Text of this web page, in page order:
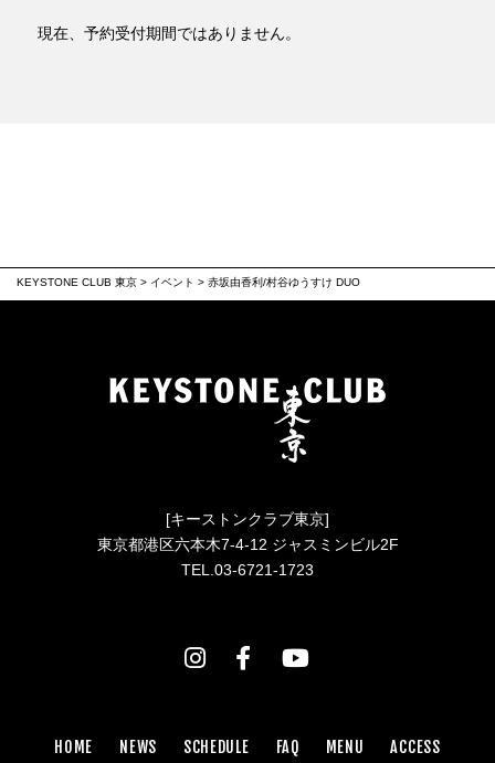
現在、予約受付期間ではありません。
KEYSTONE CLUB 東京 > イベント > 赤坂由香利/村谷ゆうすけ DUO
[キーストンクラブ東京]
東京都港区六本木7-4-12 ジャスミンビル2F
TEL.03-6721-1723
HOME NEWS SCHEDULE FAQ MENU ACCESS